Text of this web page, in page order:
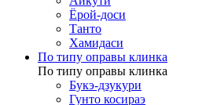
Ёрой-доси
Танто
Хамидаси
По типу оправы клинка
По типу оправы клинка
Букэ-дзукури
Гунто косираэ